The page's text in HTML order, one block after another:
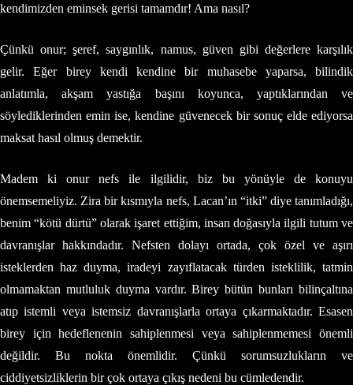
kendimizden eminsek gerisi tamamdır! Ama nasıl?
Çünkü onur; şeref, saygınlık, namus, güven gibi değerlere karşılık
gelir. Eğer birey kendi kendine bir muhasebe yaparsa, bilindik
anlatımla, akşam yastığa başını koyunca, yaptıklarından ve
söylediklerinden emin ise, kendine güvenecek bir sonuç elde ediyorsa
maksat hasıl olmuş demektir.
Madem ki onur nefs ile ilgilidir, biz bu yönüyle de konuyu
önemsemeliyiz. Zira bir kısmıyla nefs, Lacan’ın “itki” diye tanımladığı,
benim “kötü dürtü” olarak işaret ettiğim, insan doğasıyla ilgili tutum ve
davranışlar hakkındadır. Nefsten dolayı ortada, çok özel ve aşırı
isteklerden haz duyma, iradeyi zayıflatacak türden isteklilik, tatmin
olmamaktan mutluluk duyma vardır. Birey bütün bunları bilinçaltına
atıp istemli veya istemsiz davranışlarla ortaya çıkarmaktadır. Esasen
birey için hedeflenenin sahiplenmesi veya sahiplenmemesi önemli
değildir. Bu nokta önemlidir. Çünkü sorumsuzlukların ve
ciddiyetsizliklerin bir çok ortaya çıkış nedeni bu cümledendir.